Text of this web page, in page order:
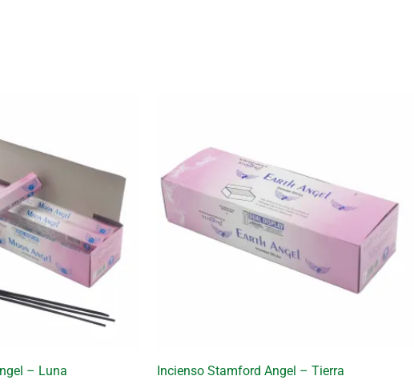
– Luna Incienso Stamford Angel – Tierra